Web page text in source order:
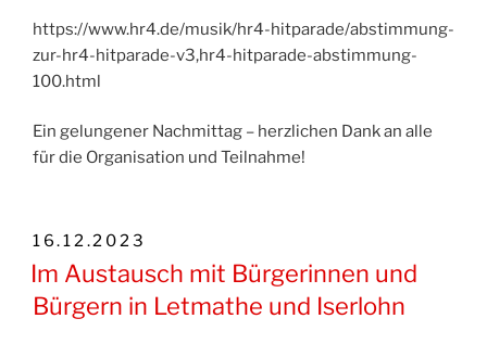
https://www.hr4.de/musik/hr4-hitparade/abstimmung-
zur-hr4-hitparade-v3,hr4-hitparade-abstimmung-
100.html
Ein gelungener Nachmittag – herzlichen Dank an alle
für die Organisation und Teilnahme!
VERÖFFENTLICHT
AM
16.12.2023
Im Austausch mit Bürgerinnen und
Bürgern in Letmathe und Iserlohn